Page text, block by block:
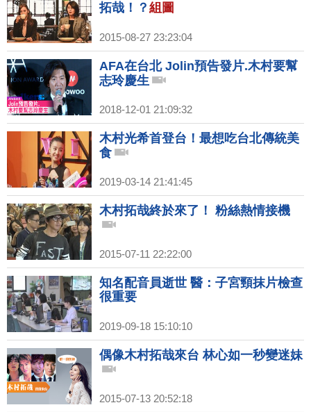
拓哉！？ 組圖
2015-08-27 23:23:04
AFA在台北 Jolin預告發片.木村要幫
志玲慶生
2018-12-01 21:09:32
木村光希首登台！最想吃台北傳統美
食
2019-03-14 21:41:45
木村拓哉終於來了！ 粉絲熱情接機
2015-07-11 22:22:00
知名配音員逝世 醫：子宮頸抹片檢查
很重要
2019-09-18 15:10:10
偶像木村拓哉來台 林心如一秒變迷妹
2015-07-13 20:52:18